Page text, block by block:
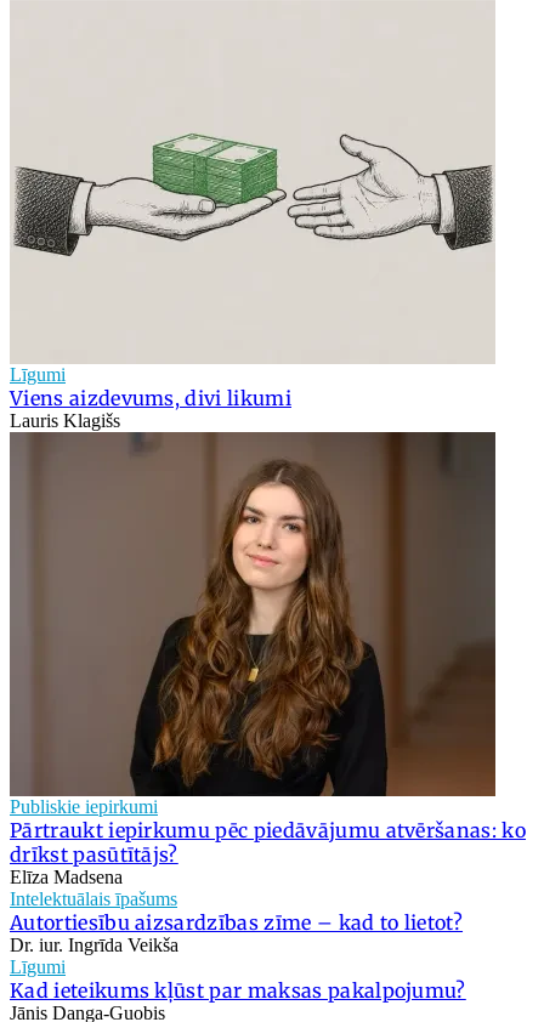
Līgumi
Viens aizdevums, divi likumi
Lauris Klagišs
Publiskie iepirkumi
Pārtraukt iepirkumu pēc piedāvājumu atvēršanas: ko
drīkst pasūtītājs?
Elīza Madsena
Intelektuālais īpašums
Autortiesību aizsardzības zīme – kad to lietot?
Dr. iur. Ingrīda Veikša
Līgumi
Kad ieteikums kļūst par maksas pakalpojumu?
Jānis Danga-Guobis